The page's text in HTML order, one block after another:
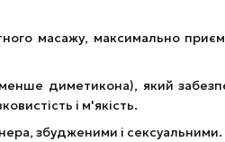
масажу, максимально
диметикона), який
і м'якість.
збудженими і сексуальними.